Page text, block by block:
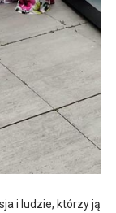
i ludzie, którzy ją